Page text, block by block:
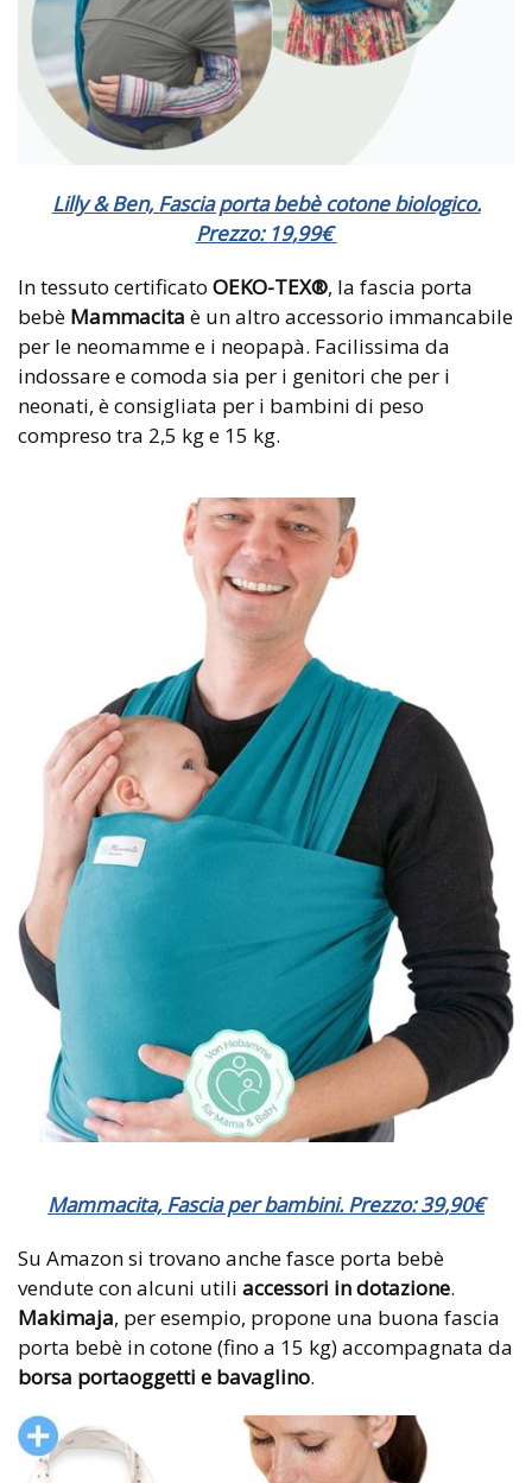
Lilly & Ben, Fascia porta bebè cotone biologico.
Prezzo: 19,99€
In tessuto certificato OEKO-TEX®, la fascia porta
bebè Mammacita è un altro accessorio immancabile
per le neomamme e i neopapà. Facilissima da
indossare e comoda sia per i genitori che per i
neonati, è consigliata per i bambini di peso
compreso tra 2,5 kg e 15 kg.
Mammacita, Fascia per bambini. Prezzo:39,90€
Su Amazon si trovano anche fasce porta bebè
vendute con alcuni utili accessori in dotazione.
Makimaja, per esempio, propone una buona fascia
porta bebè in cotone (fino a 15 kg) accompagnata da
borsa portaoggetti e bavaglino.